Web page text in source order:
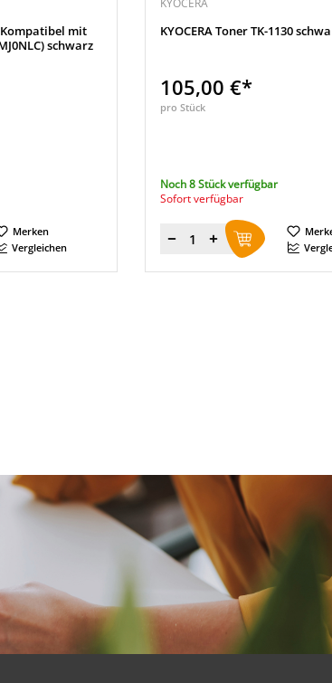
mit
schwarz
Merken
Vergleichen
KYOCERA
KYOCERA Toner TK-1130
105,00 €*
pro Stück
Noch 8 Stück verfügbar
Sofort verfügbar
Menge